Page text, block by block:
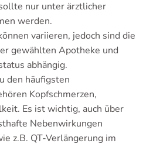
nur unter ärztlicher
werden.
variieren, jedoch sind die
gewählten Apotheke und
abhängig.
den häufigsten
Kopfschmerzen,
Es ist wichtig, auch über
Nebenwirkungen
z.B. QT-Verlängerung im